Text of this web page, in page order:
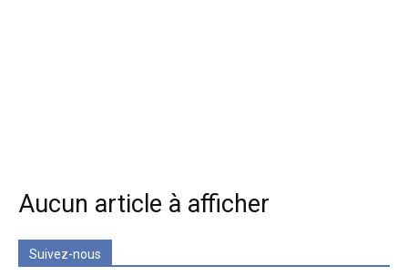
Aucun article à afficher
Suivez-nous